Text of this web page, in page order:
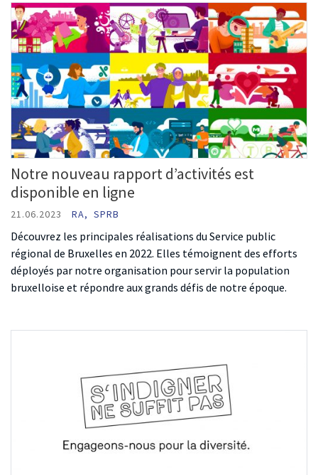
Notre nouveau rapport d’activités est
disponible en ligne
21.06.2023 RA, SPRB
Découvrez les principales réalisations du Service public
régional de Bruxelles en 2022. Elles témoignent des efforts
déployés par notre organisation pour servir la population
bruxelloise et répondre aux grands défis de notre époque.